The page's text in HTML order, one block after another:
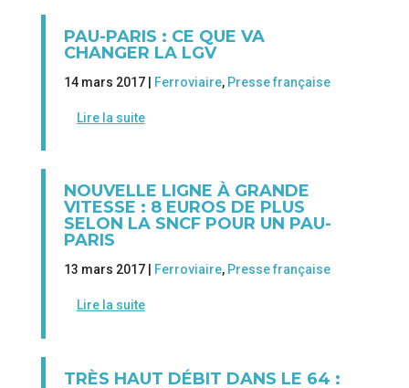
PAU-PARIS : CE QUE VA
CHANGER LA LGV
14 mars 2017 | Ferroviaire, Presse française
Lire la suite
NOUVELLE LIGNE À GRANDE
VITESSE : 8 EUROS DE PLUS
SELON LA SNCF POUR UN PAU-
PARIS
13 mars 2017 | Ferroviaire, Presse française
Lire la suite
TRÈS HAUT DÉBIT DANS LE 64 :